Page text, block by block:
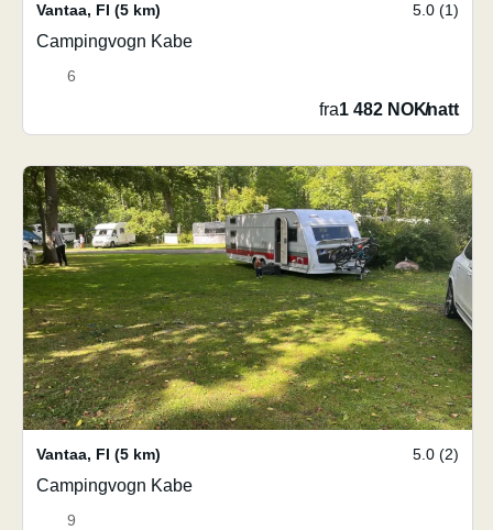
Vantaa, FI (5 km) 5.0 (1)
Campingvogn Kabe
6
fra1 482 NOK/natt
Vantaa, FI (5 km) 5.0 (2)
Campingvogn Kabe
9